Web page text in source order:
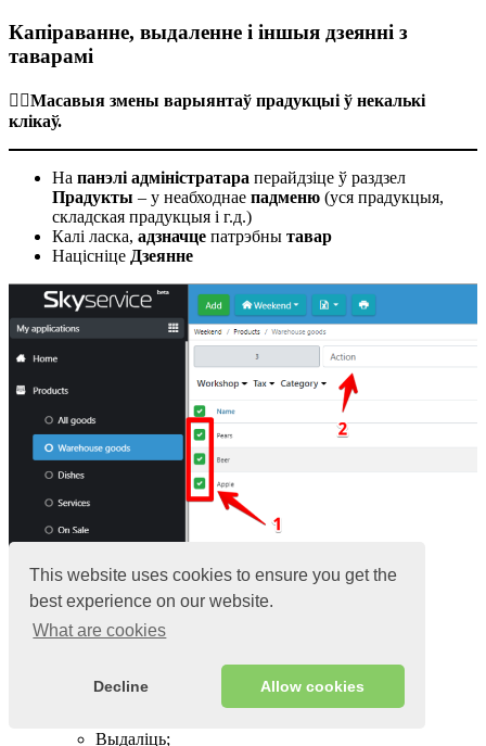
This website uses cookies to ensure you get the
best experience on our website.
What are cookies
Decline Allow cookies
Капіраванне, выдаленне і іншыя дзеянні з
таварамі
☝🏼Масавыя змены варыянтаў прадукцыі ў некалькі
клікаў.
На панэлі адміністратара перайдзіце ў раздзел
Прадукты – у неабходнае падменю (уся прадукцыя,
складская прадукцыя і г.д.)
Калі ласка, адзначце патрэбны тавар
Націсніце Дзеянне
У выпадальным спісеабярыце
Выстаўлены на продаж;
Зняць з продажу;
Змяніць катэгорыю;
Зменіце майстэрню;
Выдаліць;